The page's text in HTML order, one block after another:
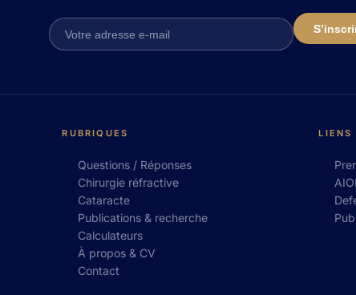
RUBRIQUES
Questions / Réponses
Chirurgie réfractive
Cataracte
Publications & recherche
Calculateurs
À propos & CV
Contact
LIENS